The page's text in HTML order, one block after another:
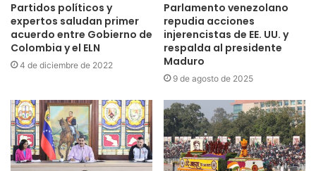
Partidos políticos y
expertos saludan primer
acuerdo entre Gobierno de
Colombia y el ELN
4 de diciembre de 2022
Parlamento venezolano
repudia acciones
injerencistas de EE. UU. y
respalda al presidente
Maduro
9 de agosto de 2025